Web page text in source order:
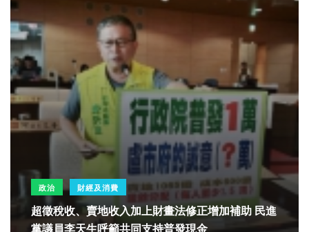
政治 財經及消費
超徵稅收、賣地收入加上財畫法修正增加補助 民進
黨議員李天生呼籲共同支持普發現金